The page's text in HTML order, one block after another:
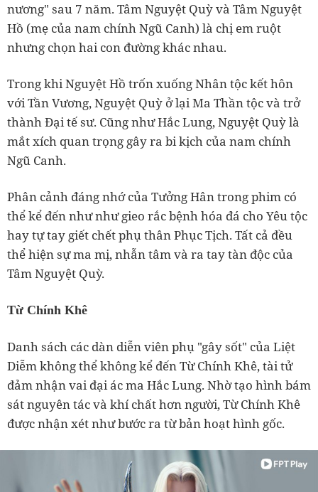
nương" sau 7 năm. Tâm Nguyệt Quỳ và Tâm Nguyệt
Hồ (mẹ của nam chính Ngũ Canh) là chị em ruột
nhưng chọn hai con đường khác nhau.
Trong khi Nguyệt Hồ trốn xuống Nhân tộc kết hôn
với Tần Vương, Nguyệt Quỳ ở lại Ma Thần tộc và trở
thành Đại tế sư. Cũng như Hắc Lung, Nguyệt Quỳ là
mắt xích quan trọng gây ra bi kịch của nam chính
Ngũ Canh.
Phân cảnh đáng nhớ của Tưởng Hân trong phim có
thể kể đến như như gieo rắc bệnh hóa đá cho Yêu tộc
hay tự tay giết chết phụ thân Phục Tịch. Tất cả đều
thể hiện sự ma mị, nhẫn tâm và ra tay tàn độc của
Tâm Nguyệt Quỳ.
Từ Chính Khê
Danh sách các dàn diễn viên phụ "gây sốt" của Liệt
Diễm không thể không kể đến Từ Chính Khê, tài tử
đảm nhận vai đại ác ma Hắc Lung. Nhờ tạo hình bám
sát nguyên tác và khí chất hơn người, Từ Chính Khê
được nhận xét như bước ra từ bản hoạt hình gốc.